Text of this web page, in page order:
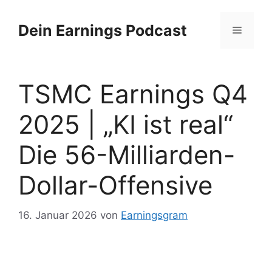
Inhalt
springen
Dein Earnings Podcast Menü
TSMC Earnings Q4
2025 | „KI ist real“
Die 56-Milliarden-
Dollar-Offensive
16. Januar 2026 von Earningsgram